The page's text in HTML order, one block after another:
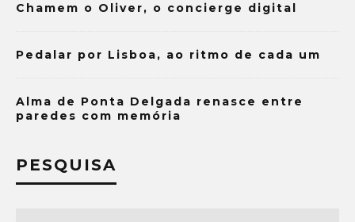
Chamem o Oliver, o concierge digital
Pedalar por Lisboa, ao ritmo de cada um
Alma de Ponta Delgada renasce entre
paredes com memória
PESQUISA